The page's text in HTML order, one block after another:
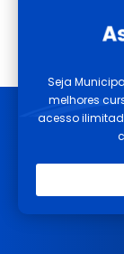
Seja
melhores
acesso